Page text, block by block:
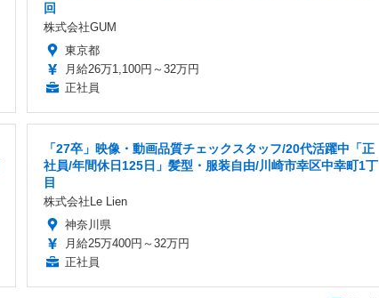
回
株式会社GUM
東京都
月給26万1,100円～32万円
正社員
「27卒」映像・動画品質チェックスタッフ/20代活躍中「正
社員/年間休日125日」髪型・服装自由/川崎市幸区中幸町1丁
目
株式会社Le Lien
神奈川県
月給25万400円～32万円
正社員